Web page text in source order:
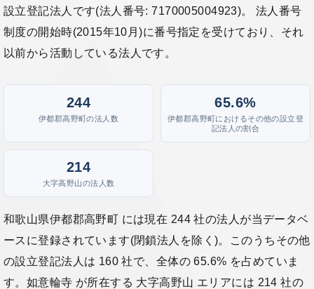
設立登記法人です(法人番号: 7170005004923)。 法人番号
制度の開始時(2015年10月)に番号指定を受けており、それ
以前から活動している法人です。
244
伊都郡高野町の法人数
65.6%
伊都郡高野町におけるその他の設立登
記法人の割合
214
大字高野山の法人数
和歌山県伊都郡高野町 には現在 244 社の法人が当データベ
ースに登録されています(閉鎖法人を除く)。このうちその他
の設立登記法人は 160 社で、全体の 65.6% を占めていま
す。如意輪寺 が所在する 大字高野山 エリアには 214 社の